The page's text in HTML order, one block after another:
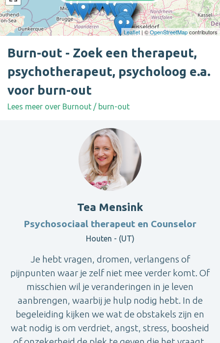
Leaflet| ©OpenStreetMapcontributors
Burn-out - Zoek een therapeut,
psychotherapeut, psycholoog e.a.
voor burn-out
Lees meer over Burnout / burn-out
Tea Mensink
Psychosociaal therapeut en Counselor
Houten - (UT)
Je hebt vragen, dromen, verlangens of
pijnpunten waar je zelf niet mee verder komt. Of
misschien wil je veranderingen in je leven
aanbrengen, waarbij je hulp nodig hebt. In de
begeleiding kijken we wat de obstakels zijn en
wat nodig is om verdriet, angst, stress, boosheid